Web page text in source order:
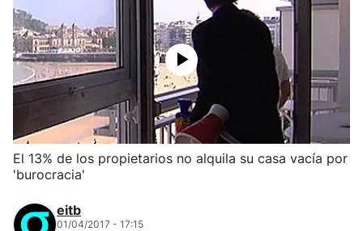
El 13% de los propietarios no alquila su casa vacía por
'burocracia'
eitb
01/04/2017 - 17:15